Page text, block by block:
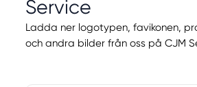
Service
Ladda ner logotypen, favikonen,
och andra bilder från oss på CJM